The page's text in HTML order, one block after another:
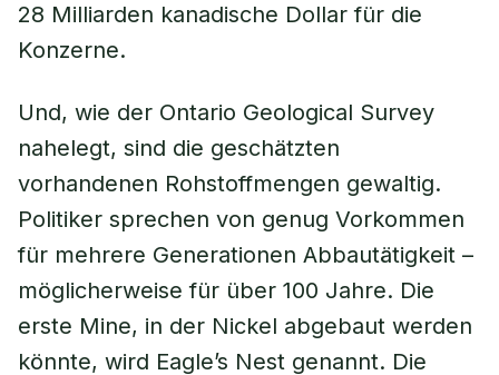
28 Milliarden kanadische Dollar für die
Konzerne.
Und, wie der Ontario Geological Survey
nahelegt, sind die geschätzten
vorhandenen Rohstoffmengen gewaltig.
Politiker sprechen von genug Vorkommen
für mehrere Generationen Abbautätigkeit –
möglicherweise für über 100 Jahre. Die
erste Mine, in der Nickel abgebaut werden
könnte, wird Eagle’s Nest genannt. Die